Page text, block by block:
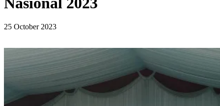
25 October 2023